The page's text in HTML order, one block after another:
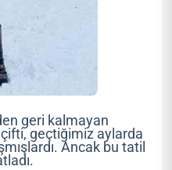
geri kalmayan
çifti, geçtiğimiz aylarda
Ancak bu tatil